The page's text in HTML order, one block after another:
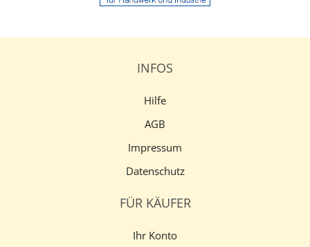
INFOS
Hilfe
AGB
Impressum
Datenschutz
FÜR KÄUFER
Ihr Konto